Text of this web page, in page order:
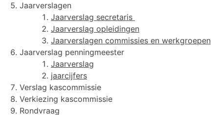
Jaarverslagen
Jaarverslag secretaris
Jaarverslag opleidingen
Jaarverslagen commissies en werkgroepen
Jaarverslag penningmeester
Jaarverslag
jaarcijfers
Verslag kascommissie
Verkiezing kascommissie
Rondvraag